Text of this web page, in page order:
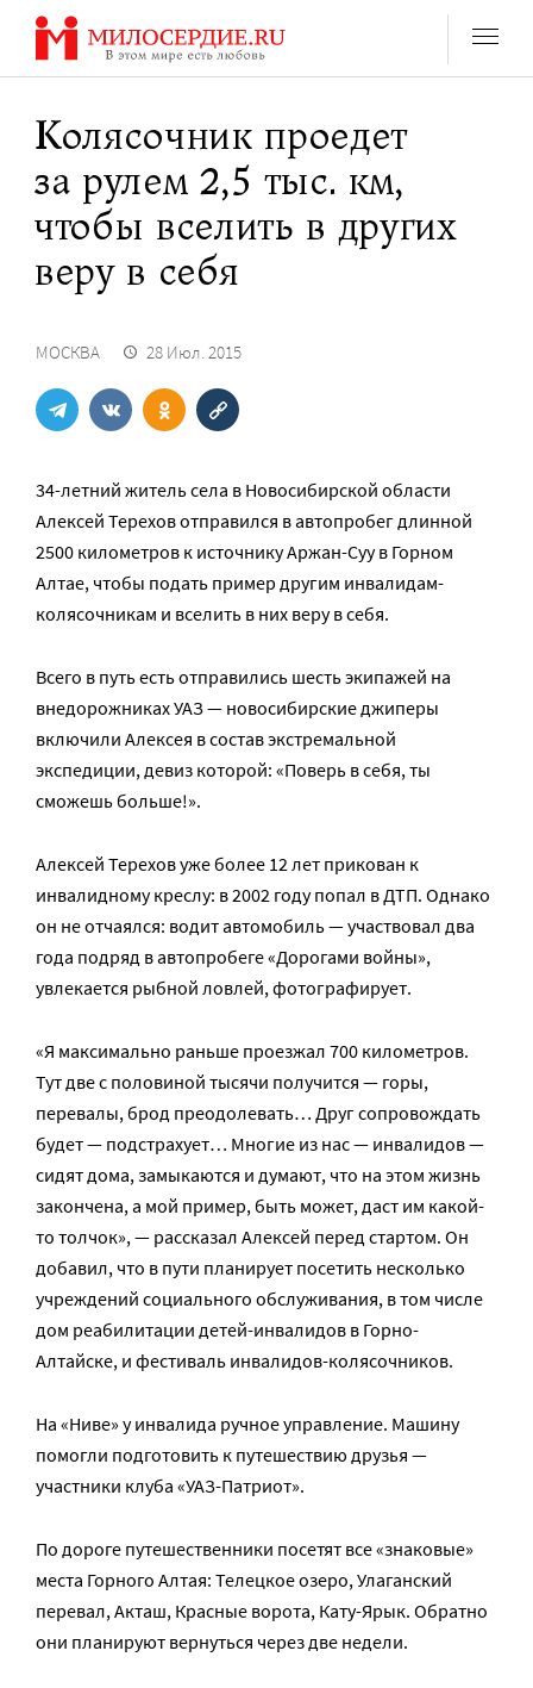
Перейти
содержанию
Колясочник проедет
за рулем 2,5 тыс. км,
чтобы вселить в других
веру в себя
МОСКВА 28 Июл. 2015
34-летний житель села в Новосибирской области
Алексей Терехов отправился в автопробег длинной
2500 километров к источнику Аржан-Суу в Горном
Алтае, чтобы подать пример другим инвалидам-
колясочникам и вселить в них веру в себя.
Всего в путь есть отправились шесть экипажей на
внедорожниках УАЗ — новосибирские джиперы
включили Алексея в состав экстремальной
экспедиции, девиз которой: «Поверь в себя, ты
сможешь больше!».
Алексей Терехов уже более 12 лет прикован к
инвалидному креслу: в 2002 году попал в ДТП. Однако
он не отчаялся: водит автомобиль — участвовал два
года подряд в автопробеге «Дорогами войны»,
увлекается рыбной ловлей, фотографирует.
«Я максимально раньше проезжал 700 километров.
Тут две с половиной тысячи получится — горы,
перевалы, брод преодолевать… Друг сопровождать
будет — подстрахует… Многие из нас — инвалидов —
сидят дома, замыкаются и думают, что на этом жизнь
закончена, а мой пример, быть может, даст им какой-
то толчок», — рассказал Алексей перед стартом. Он
добавил, что в пути планирует посетить несколько
учреждений социального обслуживания, в том числе
дом реабилитации детей-инвалидов в Горно-
Алтайске, и фестиваль инвалидов-колясочников.
На «Ниве» у инвалида ручное управление. Машину
помогли подготовить к путешествию друзья —
участники клуба «УАЗ-Патриот».
По дороге путешественники посетят все «знаковые»
места Горного Алтая: Телецкое озеро, Улаганский
перевал, Акташ, Красные ворота, Кату-Ярык. Обратно
они планируют вернуться через две недели.